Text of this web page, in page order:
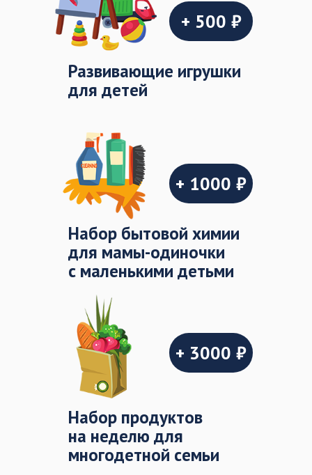
Развивающие игрушки
для детей
Набор бытовой химии
для мамы-одиночки
с маленькими детьми
Набор продуктов
на неделю для
многодетной семьи
+ 3000 ₽
+ 1000 ₽
+ 500 ₽